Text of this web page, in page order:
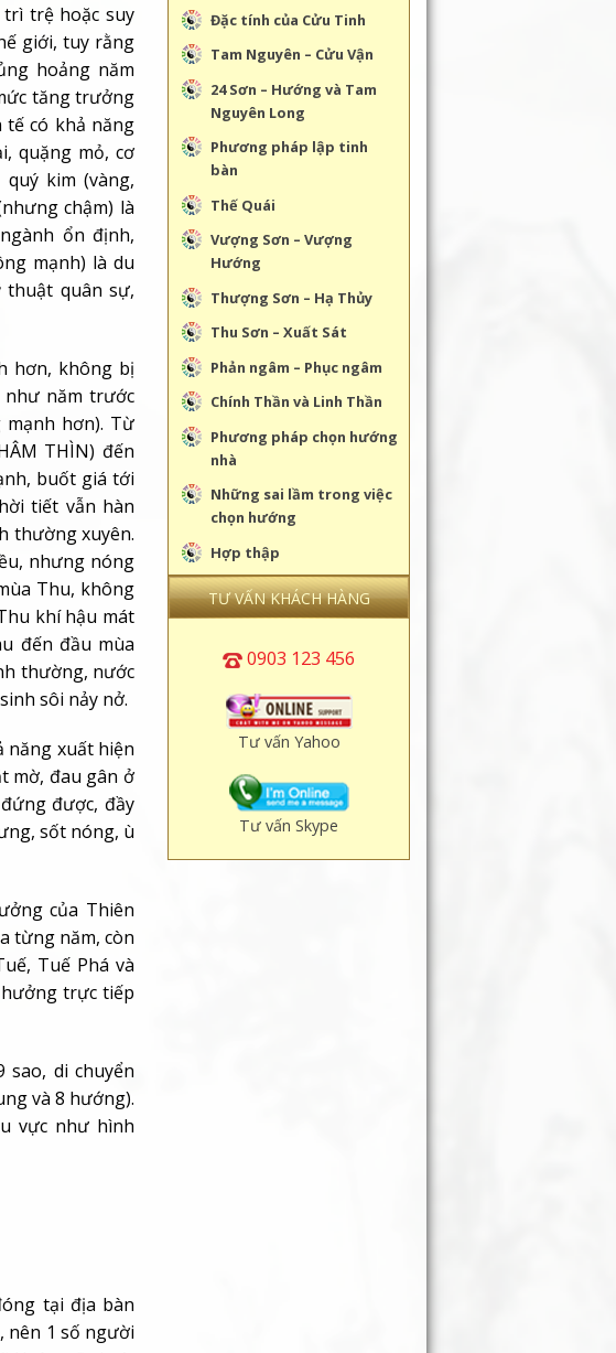
trì trệ hoặc suy
giới, tuy rằng
hoảng năm
tăng trưởng
tế có khả năng
quặng mỏ, cơ
kim (vàng,
chậm) là
ổn định,
mạnh) là du
thuật quân sự,
hơn, không bị
năm trước
hơn). Từ
THÌN) đến
buốt giá tới
tiết vẫn hàn
thường xuyên.
nhưng nóng
Thu, không
khí hậu mát
đến đầu mùa
thường, nước
sôi nảy nở.
năng xuất hiện
mờ, đau gân ở
được, đầy
sốt nóng, ù
của Thiên
từng năm, còn
Tuế Phá và
trực tiếp
sao, di chuyển
và 8 hướng).
vực như hình
tại địa bàn
nên 1 số người
Đặc tính của Cửu Tinh
Tam Nguyên – Cửu Vận
24 Sơn – Hướng và Tam
Nguyên Long
Phương pháp lập tinh
bàn
Thế Quái
Vượng Sơn – Vượng
Hướng
Thượng Sơn – Hạ Thủy
Thu Sơn – Xuất Sát
Phản ngâm – Phục ngâm
Chính Thần và Linh Thần
Phương pháp chọn hướng
nhà
Những sai lầm trong việc
chọn hướng
Hợp thập
TƯ VẤN KHÁCH HÀNG
0903 123 456
Tư vấn Yahoo
Tư vấn Skype